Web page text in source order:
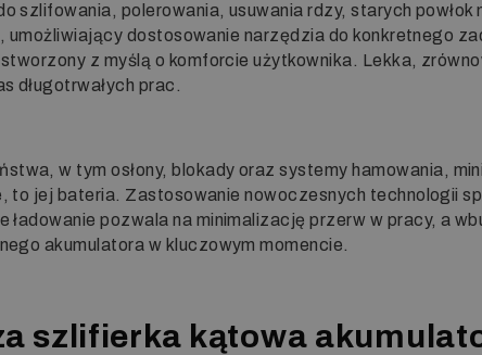
szlifowania, polerowania, usuwania rdzy, starych
dostosowanie narzędzia do konkretnego
z myślą o komforcie użytkownika. Lekka,
długotrwałych prac.
w tym osłony, blokady oraz systemy hamowania,
to jej bateria. Zastosowanie nowoczesnych technologii
ładowanie pozwala na minimalizację przerw w pracy, a
akumulatora w kluczowym momencie.
szlifierka kątowa